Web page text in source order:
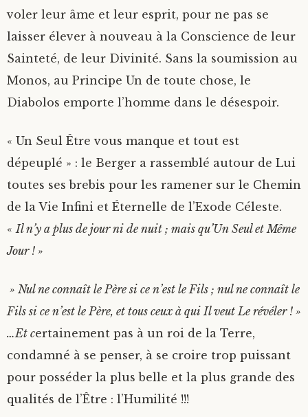
voler leur âme et leur esprit, pour ne pas se
laisser élever à nouveau à la Conscience de leur
Sainteté, de leur Divinité. Sans la soumission au
Monos, au Principe Un de toute chose, le
Diabolos emporte l’homme dans le désespoir.
« Un Seul Être vous manque et tout est
dépeuplé » : le Berger a rassemblé autour de Lui
toutes ses brebis pour les ramener sur le Chemin
de la Vie Infini et Éternelle de l’Exode Céleste.
«Il n’y a plus de jour ni de nuit ; mais qu’Un Seul et Même
Jour ! »
» Nul ne connaît le Père si ce n’est le Fils ; nul ne connaît le
Fils si ce n’est le Père, et tous ceux à qui Il veut Le révéler ! »
…Et certainement pas à un roi de la Terre,
condamné à se penser, à se croire trop puissant
pour posséder la plus belle et la plus grande des
qualités de l’Être : l’Humilité !!!